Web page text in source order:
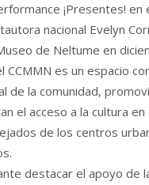
¡Presentes! en
nacional Evelyn
de Neltume en
CCMMN es un espacio
de la comunidad,
el acceso a la cultura
de los centros
destacar el apoyo de